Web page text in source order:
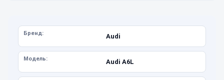
Бренд: Audi
Модель: Audi A6L